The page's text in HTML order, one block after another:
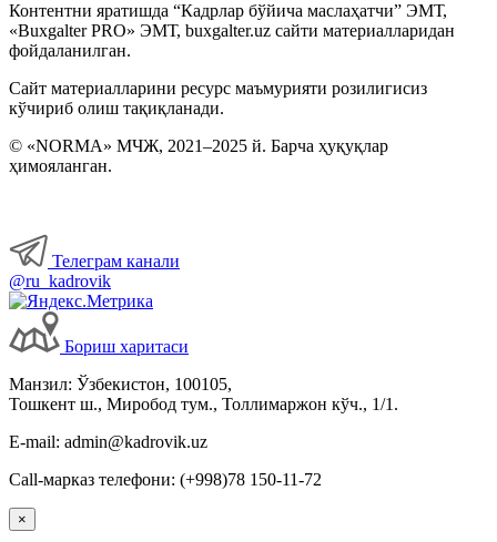
Иш ҳақи, компенсация ва бошқа тўловлар
Бошқа ишга ўтиш, ўриндошлик
Меҳнат шароитларининг ўзгариши
Меҳнат шартномасини бекор қилиш
Ходимларнинг ижтимоий таъминоти
Хизмат сафарлари
Ишга қабул қилиш
Контентни яратишда “Кадрлар бўйича маслаҳатчи” ЭМТ,
«Buxgalter PRO» ЭМТ, buxgalter.uz сайти материалларидан
фойдаланилган.
Сайт материалларини ресурс маъмурияти розилигисиз
кўчириб олиш тақиқланади.
© «NORMA» МЧЖ, 2021–2025 й. Барча ҳуқуқлар
ҳимояланган.
Телеграм канали
@ru_kadrovik
Бориш харитаси
Манзил: Ўзбекистон, 100105,
Тошкент ш., Миробод тум., Толлимаржон кўч., 1/1.
E-mail: admin@kadrovik.uz
Call-марказ телефони: (+998)78 150-11-72
×